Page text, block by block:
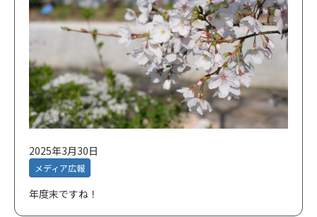
2025年3月30日
メディア広報
年度末ですね！